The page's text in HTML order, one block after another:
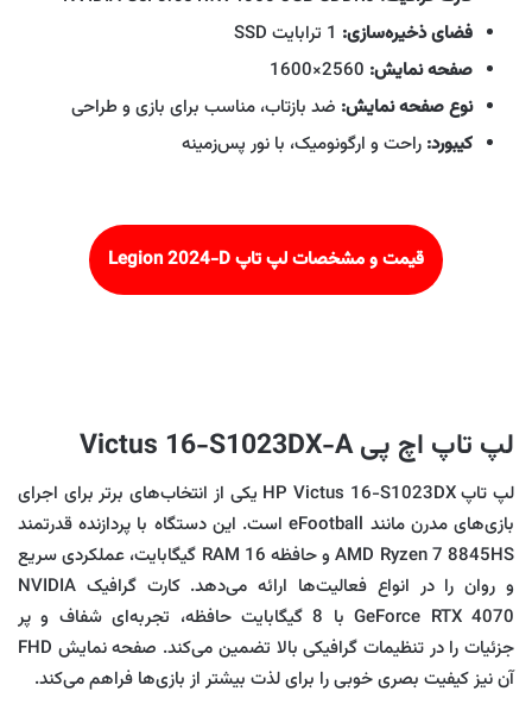
فضای ذخیره‌سازی:
صفحه نمایش:
نوع صفحه نمایش: ضد بازتاب، مناسب برای بازی و طراحی
کیبورد: راحت و ارگونومیک، با نور پس‌زمینه
قیمت و مشخصات لپ تاپ Legion 2024-D
لپ تاپ اچ پی Victus 16-S1023DX-A
لپ‌ تاپ HP Victus 16-S1023DX یکی از انتخاب‌های برتر برای اجرای
بازی‌های مدرن مانند eFootball است. این دستگاه با پردازنده قدرتمند
AMD Ryzen 7 8845HS و حافظه RAM 16 گیگابایت، عملکردی سریع
و روان را در انواع فعالیت‌ها ارائه می‌دهد. کارت گرافیک NVIDIA
GeForce RTX 4070 با 8 گیگابایت حافظه، تجربه‌ای شفاف و پر
جزئیات را در تنظیمات گرافیکی بالا تضمین می‌کند. صفحه نمایش FHD
آن نیز کیفیت بصری خوبی را برای لذت بیشتر از بازی‌ها فراهم می‌کند.